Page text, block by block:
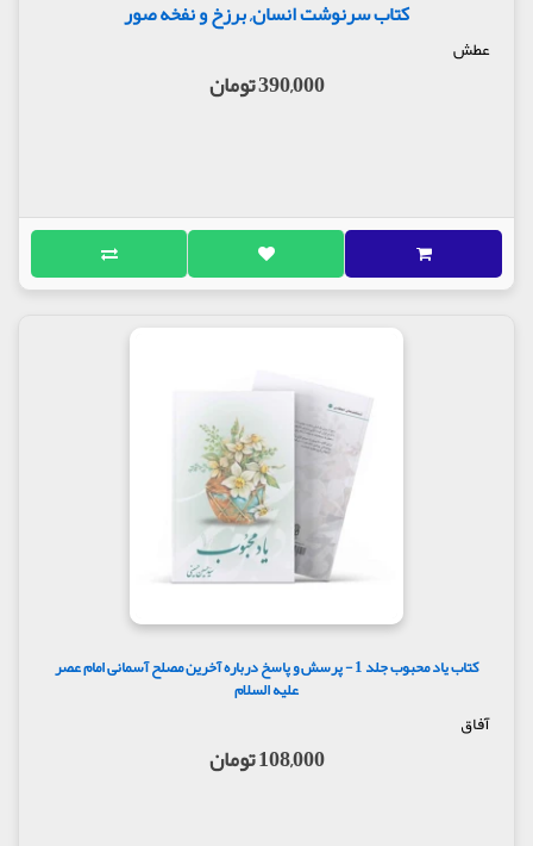
کتاب سرنوشت انسان, برزخ و نفخه صور
عطش
390,000 تومان
کتاب یاد محبوب جلد 1 - پرسش و پاسخ درباره آخرین مصلح آسمانی امام عصر
علیه السلام
آفاق
108,000 تومان